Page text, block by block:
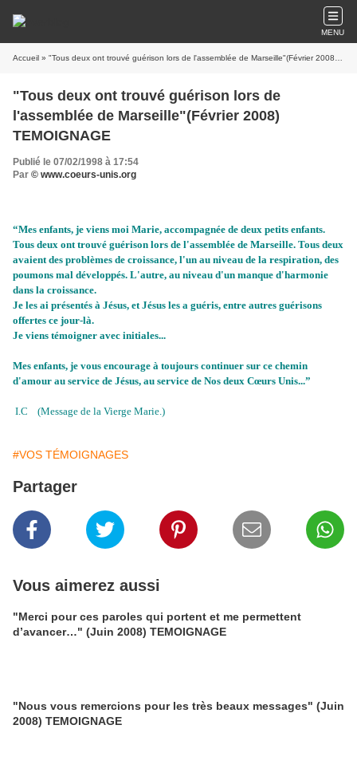
MENU
Accueil » "Tous deux ont trouvé guérison lors de l'assemblée de Marseille"(Février 2008) TEMOIGNAGE
"Tous deux ont trouvé guérison lors de
l'assemblée de Marseille"(Février 2008)
TEMOIGNAGE
Publié le 07/02/1998 à 17:54
Par © www.coeurs-unis.org
“Mes enfants, je viens moi Marie, accompagnée de deux petits enfants.
Tous deux ont trouvé guérison lors de l'assemblée de Marseille. Tous deux
avaient des problèmes de croissance, l'un au niveau de la respiration, des
poumons mal développés. L'autre, au niveau d'un manque d'harmonie
dans la croissance.
Je les ai présentés à Jésus, et Jésus les a guéris, entre autres guérisons
offertes ce jour-là.
Je viens témoigner avec initiales...
Mes enfants, je vous encourage à toujours continuer sur ce chemin
d'amour au service de Jésus, au service de Nos deux Cœurs Unis...”
I.C (Message de la Vierge Marie.)
#VOS TÉMOIGNAGES
Partager
Vous aimerez aussi
"Merci pour ces paroles qui portent et me permettent
d’avancer…" (Juin 2008) TEMOIGNAGE
"Nous vous remercions pour les très beaux messages" (Juin
2008) TEMOIGNAGE